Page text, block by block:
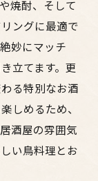
楽しむお酒
焼酎、そして
ングに最適で
妙にマッチ
立てます。更
る特別なお酒
しめるため、
酒屋の雰囲気
い鳥料理とお